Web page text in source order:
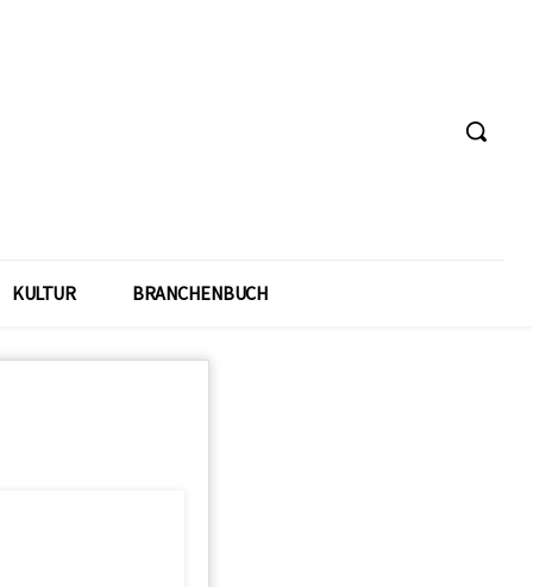
KULTUR BRANCHENBUCH